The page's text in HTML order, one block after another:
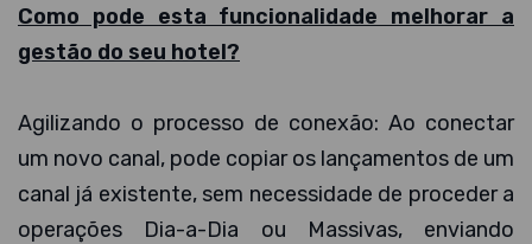
Como pode esta funcionalidade melhorar a
gestão do seu hotel?
Agilizando o processo de conexão: Ao conectar
um novo canal, pode copiar os lançamentos de um
canal já existente, sem necessidade de proceder a
operações Dia-a-Dia ou Massivas, enviando